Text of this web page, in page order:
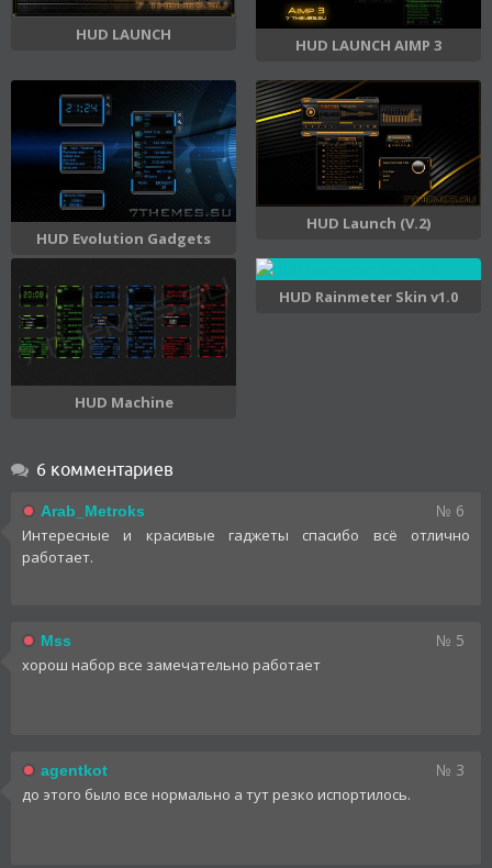
HUD LAUNCH
HUD LAUNCH AIMP 3
HUD Evolution Gadgets
HUD Launch (V.2)
HUD Machine
HUD Rainmeter Skin v1.0
6 комментариев
Arab_Metroks № 6
Интересные и красивые гаджеты спасибо всё отлично
работает.
Mss № 5
хорош набор все замечательно работает
agentkot № 3
до этого было все нормально а тут резко испортилось.